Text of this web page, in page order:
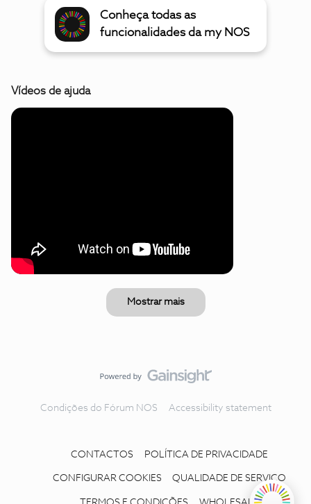
Conheça todas as
funcionalidades da my NOS
Vídeos de ajuda
Mostrar mais
Condições do Fórum NOS Accessibility statement
CONTACTOS POLÍTICA DE PRIVACIDADE
CONFIGURAR COOKIES QUALIDADE DE SERVIÇO